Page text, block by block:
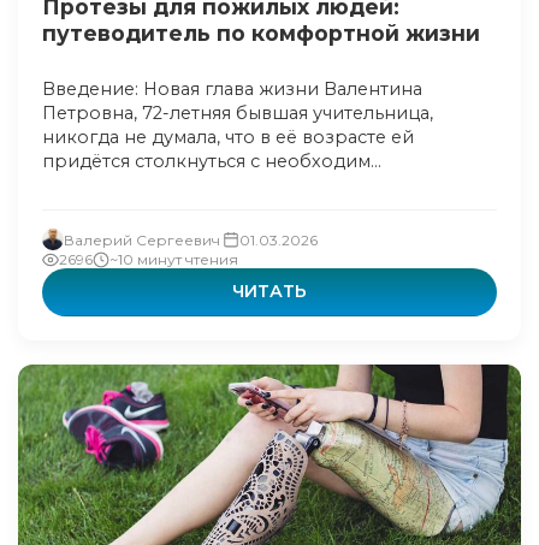
Протезы для пожилых людей:
путеводитель по комфортной жизни
Введение: Новая глава жизни Валентина
Петровна, 72-летняя бывшая учительница,
никогда не думала, что в её возрасте ей
придётся столкнуться с необходим...
Валерий Сергеевич
01.03.2026
2696
~10 минут чтения
ЧИТАТЬ